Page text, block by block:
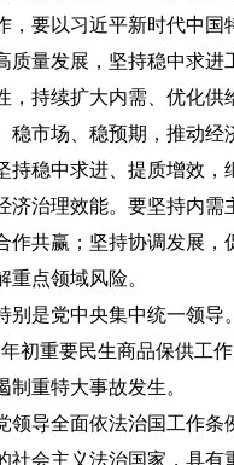
，要以习近平新时代中
质量发展，坚持稳中求
，持续扩大内需、优化
稳市场、稳预期，推动
持稳中求进、提质增效
济治理效能。要坚持内
作共赢；坚持协调发展
点领域风险。
别是党中央集中统一领
初重要民生商品保供工
重特大事故发生。
领导全面依法治国工作
社会主义法治国家，具有